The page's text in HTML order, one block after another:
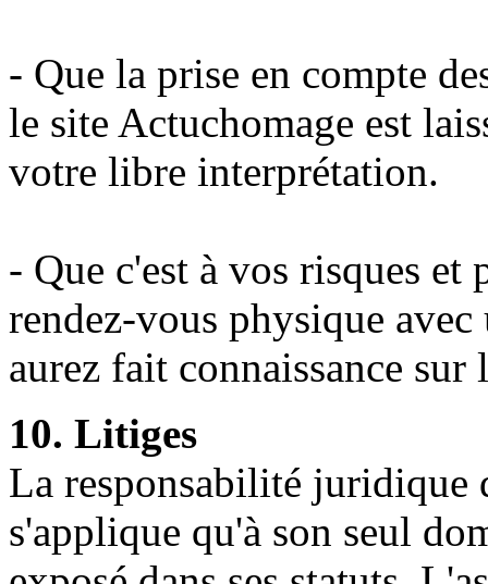
- Que la prise en compte
le site Actuchomage est
votre libre interprétation.
- Que c'est à vos risques
rendez-vous physique
aurez fait connaissance sur
10. Litiges
La responsabilité juridique
s'applique qu'à son seul